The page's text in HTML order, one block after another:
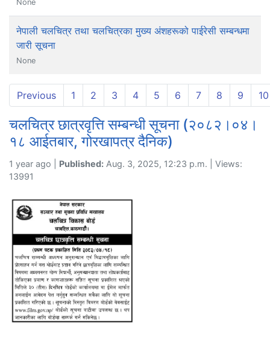
None
नेपाली चलचित्र तथा चलचित्रका मुख्य अंशहरूको पाईरेसी सम्बन्धमा
जारी सूचना
None
Previous 1 2 3 4 5 6 7 8 9 10
चलचित्र छात्रवृत्ति सम्बन्धी सूचना (२०८२।०४।
१८ आईतबार, गोरखापत्र दैनिक)
1 year ago | Published: Aug. 3, 2025, 12:23 p.m. | Views:
13991